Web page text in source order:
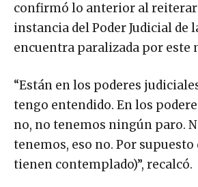
confirmó lo anterior al
instancia del Poder Judicial de
encuentra paralizada por este
“Están en los poderes
tengo entendido. En los
no, no tenemos ningún paro.
tenemos, eso no. Por supuesto
tienen contemplado)”, recalcó.